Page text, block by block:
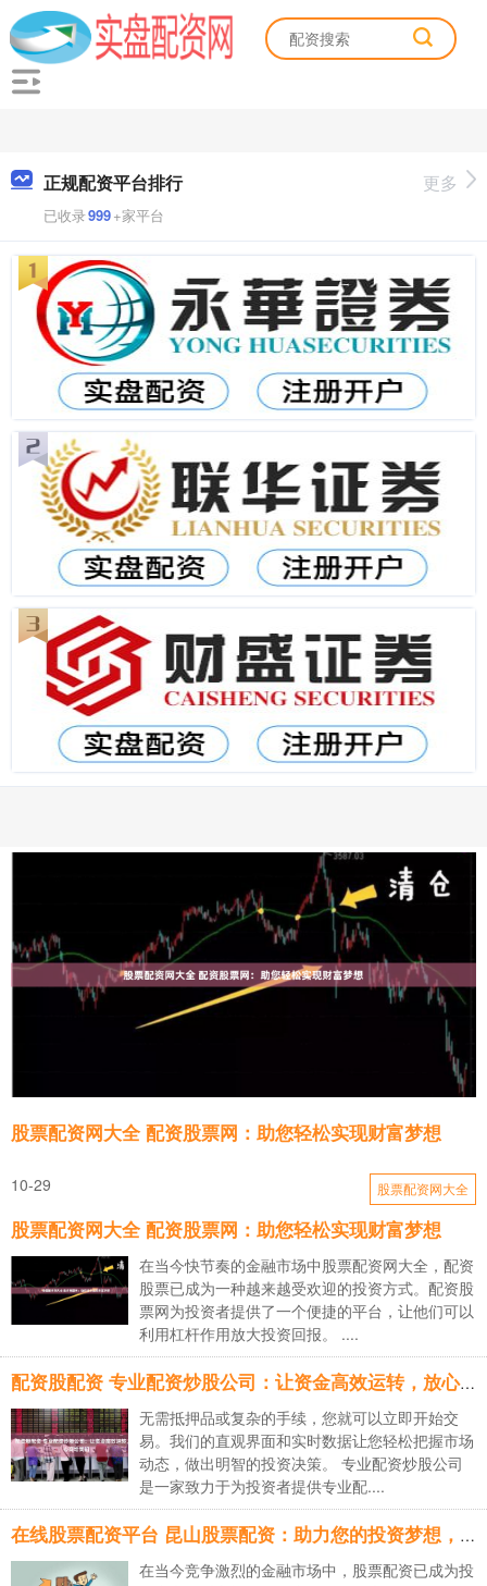
正规配资平台排行
已收录999+家平台
更多
股票配资网大全 配资股票网：助您轻松实现财富梦想
10-29 股票配资网大全
股票配资网大全 配资股票网：助您轻松实现财富梦想
在当今快节奏的金融市场中股票配资网大全，配资
股票已成为一种越来越受欢迎的投资方式。配资股
票网为投资者提供了一个便捷的平台，让他们可以
利用杠杆作用放大投资回报。 ....
配资股配资 专业配资炒股公司：让资金高效运转，放心交给我们
无需抵押品或复杂的手续，您就可以立即开始交
易。我们的直观界面和实时数据让您轻松把握市场
动态，做出明智的投资决策。 专业配资炒股公司
是一家致力于为投资者提供专业配....
在线股票配资平台 昆山股票配资：助力您的投资梦想，实现财富增值
在当今竞争激烈的金融市场中，股票配资已成为投